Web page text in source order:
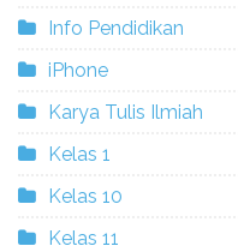
Info Pendidikan
iPhone
Karya Tulis Ilmiah
Kelas 1
Kelas 10
Kelas 11